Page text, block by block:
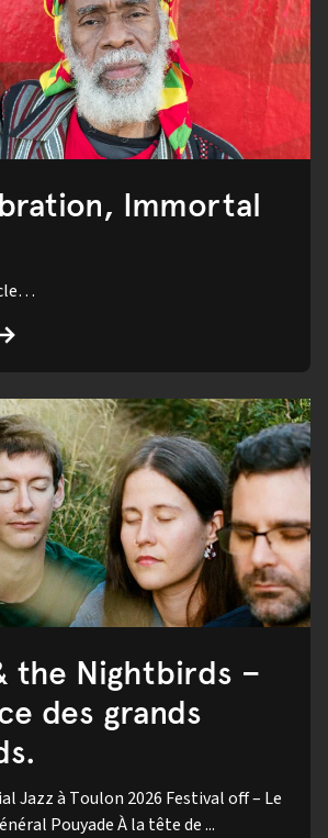
Immortal
the Nightbirds –
des grands
Jazz à Toulon 2026 Festival off – Le
Pouyade À la tête de ...